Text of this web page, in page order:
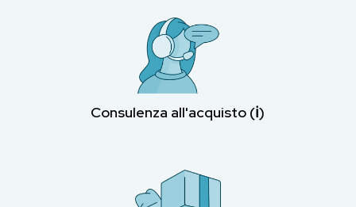
Consulenza all'acquisto (ℹ︎)